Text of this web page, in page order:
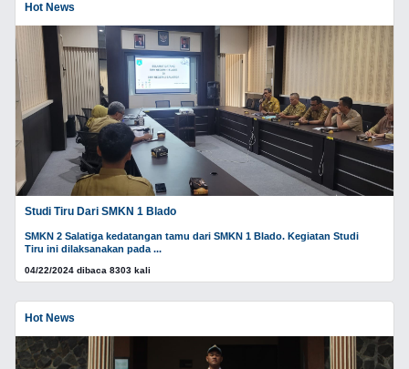
Hot News
Studi Tiru Dari SMKN 1 Blado
SMKN 2 Salatiga kedatangan tamu dari SMKN 1 Blado. Kegiatan Studi
Tiru ini dilaksanakan pada ...
04/22/2024 dibaca 8303 kali
Hot News